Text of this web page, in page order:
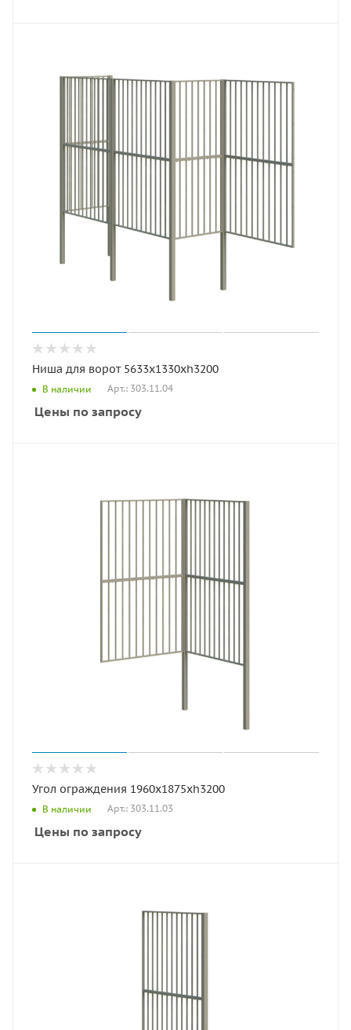
Ниша для ворот 5633х1330хh3200
В наличии Арт.: 303.11.04
Цены по запросу
Угол ограждения 1960х1875хh3200
В наличии Арт.: 303.11.03
Цены по запросу